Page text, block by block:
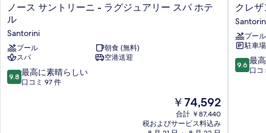
ノ
ー
サ
ン
ト
リ
ー
ノース サントリーニ - ラグジュアリー スパ ホテ
ル
Santorini
プール
朝食 (無料)
スパ
空港送迎
10
段
9.8 最高に素晴らしい
口コミ 97 件
現
在
の
￥74,592
合計 ￥87,440
税およびサービス料込み
ク
レ
ザ
ン
ト
ラ
グ
クレ
プール
駐車
10
段
9.6 最
口